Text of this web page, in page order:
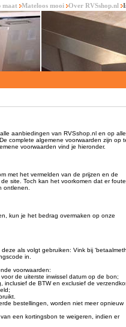
maat Mateloos mooi Over RVSshop.nl
aanbiedingen van RVSshop.nl en op alle
complete algemene voorwaarden zijn op
voorwaarden vind je hieronder.
met het vermelden van de prijzen en de
site. Toch kan het voorkomen dat er
ontlenen.
kun je het bedrag overmaken op onze
als volgt gebruiken: Vink bij
in.
voorwaarden:
de uiterste inwissel datum op de bon;
inclusief de BTW en exclusief de
bestellingen, worden niet meer opnieuw
een kortingsbon te weigeren, indien er